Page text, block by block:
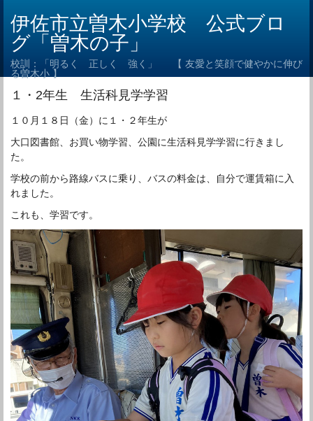
伊佐市立曽木小学校 公式ブロ
グ「曽木の子」
校訓：「明るく 正しく 強く」 【 友愛と笑顔で健やかに伸び
る曽木小 】
１・2年生 生活科見学学習
１０月１８日（金）に１・２年生が
大口図書館、お買い物学習、公園に生活科見学学習に行きまし
た。
学校の前から路線バスに乗り、バスの料金は、自分で運賃箱に入
れました。
これも、学習です。